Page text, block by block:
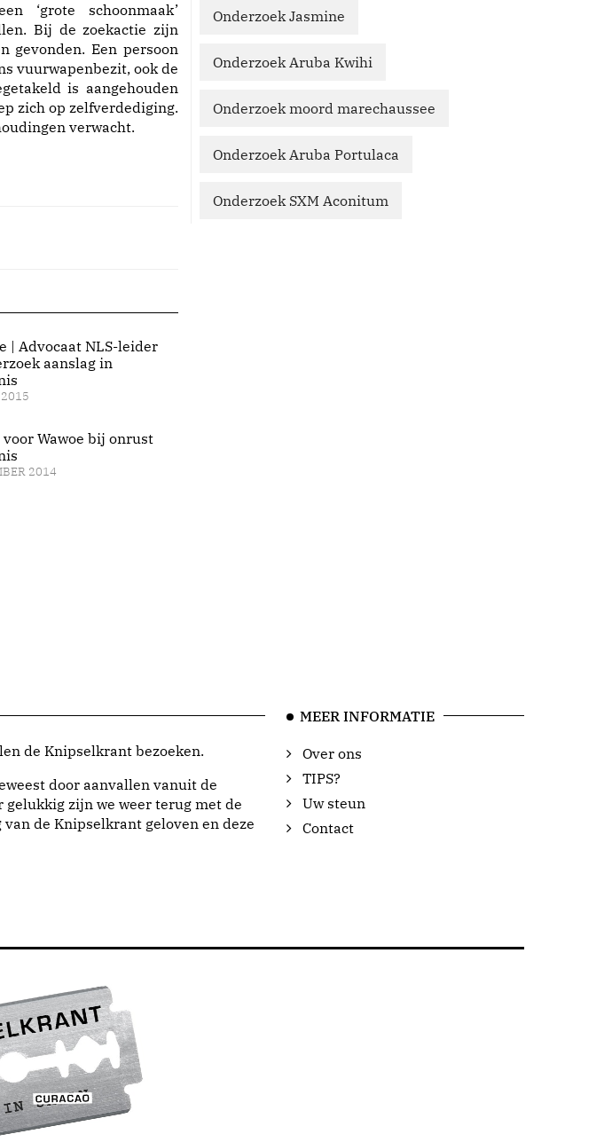
‘grote schoonmaak’
Bij de zoekactie zijn
gevonden. Een persoon
vuurwapenbezit, ook de
is aangehouden
zich op zelfverdediging.
verwacht.
| Advocaat NLS-leider
aanslag in
Wawoe bij onrust
2014
Onderzoek Jasmine
Onderzoek Aruba Kwihi
Onderzoek moord marechaussee
Onderzoek Aruba Portulaca
Onderzoek SXM Aconitum
de Knipselkrant bezoeken.
door aanvallen vanuit de
gelukkig zijn we weer terug met de
de Knipselkrant geloven en deze
MEER INFORMATIE
Over ons
TIPS?
Uw steun
Contact